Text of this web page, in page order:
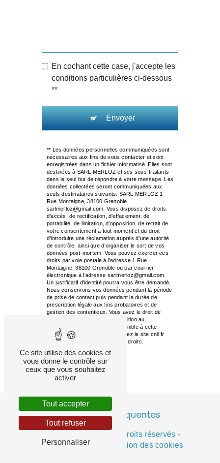
En cochant cette case, j'accepte les
conditions particulières ci-dessous
**
Envoyer
** Les données personnelles communiquées sont
nécessaires aux fins de vous contacter et sont
enregistrées dans un fichier informatisé. Elles sont
destinées à SARL MERLOZ et ses sous-traitants
dans le seul but de répondre à votre message. Les
données collectées seront communiquées aux
seuls destinataires suivants: SARL MERLOZ 1
Rue Montaigne, 38100 Grenoble
sarlmerloz@gmail.com. Vous disposez de droits
d’accès, de rectification, d’effacement, de
portabilité, de limitation, d’opposition, de retrait de
votre consentement à tout moment et du droit
d’introduire une réclamation auprès d’une autorité
de contrôle, ainsi que d’organiser le sort de vos
données post-mortem. Vous pouvez exercer ces
droits par voie postale à l'adresse 1 Rue
Montaigne, 38100 Grenoble ou par courrier
électronique à l'adresse sarlmerloz@gmail.com.
Un justificatif d'identité pourra vous être demandé.
Nous conservons vos données pendant la période
de prise de contact puis pendant la durée de
prescription légale aux fins probatoires et de
gestion des contentieux. Vous avez le droit de
vous inscrire sur la liste d'opposition au
démarchage téléphonique, disponible à cette
adresse:Bloctel.gouv.fr
. Consultez le site cnil.fr
pour plus d’informations sur vos droits.
Recherches fréquentes
- 2026 - Tous droits réservés -
Mentions légales
Gestion des cookies
Ce site utilise des cookies et
vous donne le contrôle sur
ceux que vous souhaitez
activer
Tout accepter
Tout refuser
Personnaliser